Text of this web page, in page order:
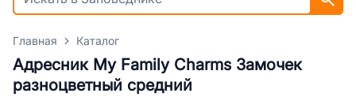
Главная Каталог
Адресник My Family Charms Замочек
разноцветный средний